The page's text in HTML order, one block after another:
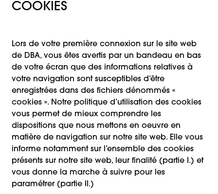
COOKIES
Lors de votre première connexion sur le site web
de DBA, vous êtes avertis par un bandeau en bas
de votre écran que des informations relatives à
votre navigation sont susceptibles d’être
enregistrées dans des fichiers dénommés «
cookies ». Notre politique d’utilisation des cookies
vous permet de mieux comprendre les
dispositions que nous mettons en oeuvre en
matière de navigation sur notre site web. Elle vous
informe notamment sur l’ensemble des cookies
présents sur notre site web, leur finalité (partie I.) et
vous donne la marche à suivre pour les
paramétrer (partie II.)